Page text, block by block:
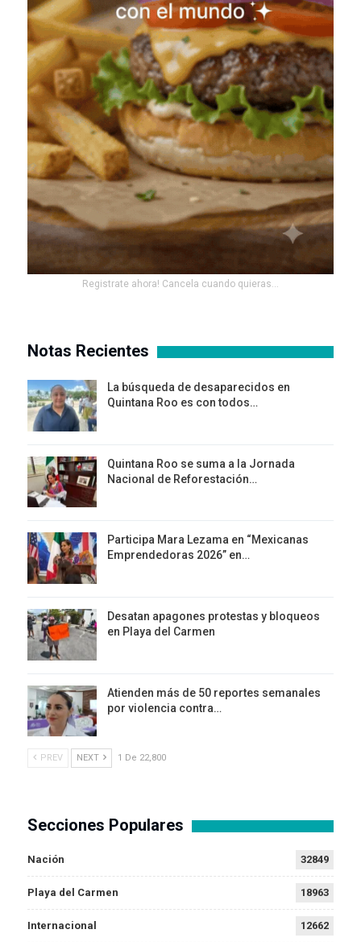
Registrate ahora! Cancela cuando quieras...
Notas Recientes
La búsqueda de desaparecidos en
Quintana Roo es con todos…
Quintana Roo se suma a la Jornada
Nacional de Reforestación…
Participa Mara Lezama en “Mexicanas
Emprendedoras 2026” en…
Desatan apagones protestas y bloqueos
en Playa del Carmen
Atienden más de 50 reportes semanales
por violencia contra…
PREV NEXT 1 De 22,800
Secciones Populares
Nación 32849
Playa del Carmen 18963
Internacional 12662